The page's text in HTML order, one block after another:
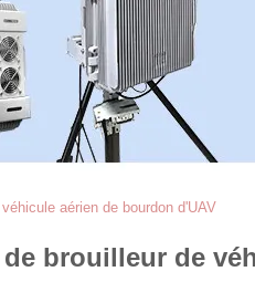
aérien de bourdon d'UAV
brouilleur de